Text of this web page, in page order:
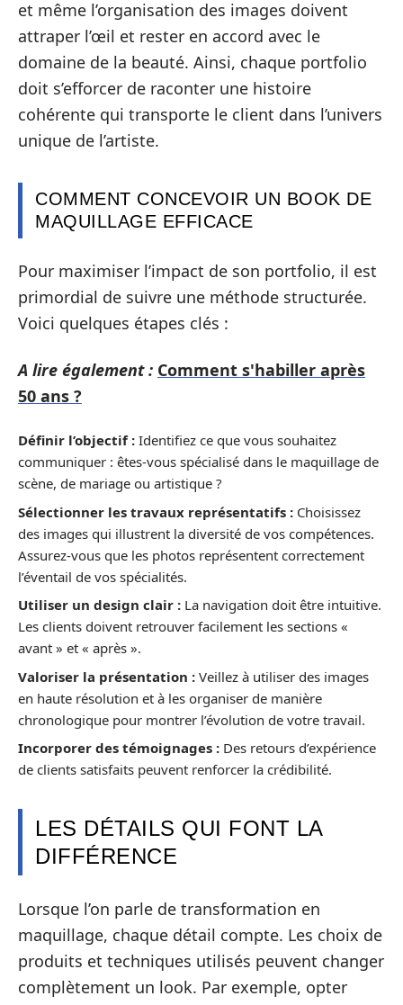
et même l’organisation des images doivent
attraper l’œil et rester en accord avec le
domaine de la beauté. Ainsi, chaque portfolio
doit s’efforcer de raconter une histoire
cohérente qui transporte le client dans l’univers
unique de l’artiste.
COMMENT CONCEVOIR UN BOOK DE
MAQUILLAGE EFFICACE
Pour maximiser l’impact de son portfolio, il est
primordial de suivre une méthode structurée.
Voici quelques étapes clés :
A lire également : Comment s'habiller après
50 ans ?
Définir l’objectif : Identifiez ce que vous souhaitez
communiquer : êtes-vous spécialisé dans le maquillage de
scène, de mariage ou artistique ?
Sélectionner les travaux représentatifs : Choisissez
des images qui illustrent la diversité de vos compétences.
Assurez-vous que les photos représentent correctement
l’éventail de vos spécialités.
Utiliser un design clair : La navigation doit être intuitive.
Les clients doivent retrouver facilement les sections «
avant » et « après ».
Valoriser la présentation : Veillez à utiliser des images
en haute résolution et à les organiser de manière
chronologique pour montrer l’évolution de votre travail.
Incorporer des témoignages : Des retours d’expérience
de clients satisfaits peuvent renforcer la crédibilité.
LES DÉTAILS QUI FONT LA
DIFFÉRENCE
Lorsque l’on parle de transformation en
maquillage, chaque détail compte. Les choix de
produits et techniques utilisés peuvent changer
complètement un look. Par exemple, opter